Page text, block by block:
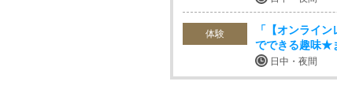
体験
「【オンライ
でできる趣味★
日中・夜間